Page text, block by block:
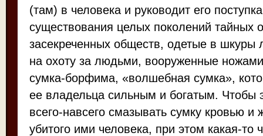
(там) в человека и руководит его
существования целых поколений тайных
засекреченных обществ, одетые в шкуры
на охоту за людьми, вооруженные
сумка-борфима, «волшебная сумка»,
ее владельца сильным и богатым. Чтобы
всего-навсего смазывать сумку кровью и
убитого ими человека, при этом какая-то